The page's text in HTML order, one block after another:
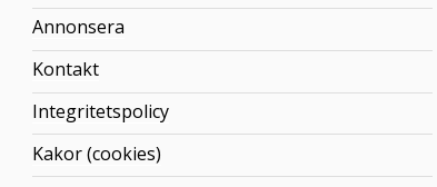
Annonsera
Kontakt
Integritetspolicy
Kakor (cookies)